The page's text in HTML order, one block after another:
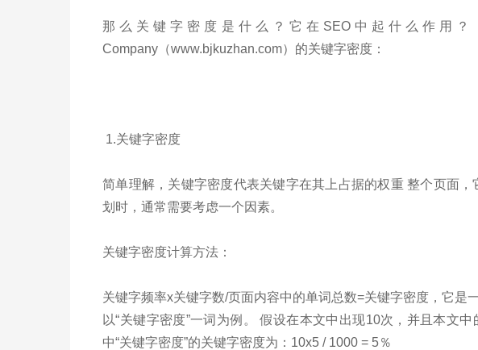
那么关键字密度是什么？它在SEO中起什么作用？
Company（www.bjkuzhan.com）的关键字密度：
1.关键字密度
简单理解，关键字密度代表关键字在其上占据的权重 整个页面
划时，通常需要考虑一个因素。
关键字密度计算方法：
关键字频率x关键字数/页面内容中的单词总数=关键字密度，它是
以“关键字密度”一词为例。 假设在本文中出现10次，并且本文
中“关键字密度”的关键字密度为：10x5 / 1000 = 5％